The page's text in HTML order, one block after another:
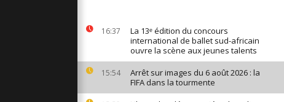
16:37
La 13ᵉ édition du concours
international de ballet sud-africain
ouvre la scène aux jeunes talents
15:54
Arrêt sur images du 6 août 2026 : la
FIFA dans la tourmente